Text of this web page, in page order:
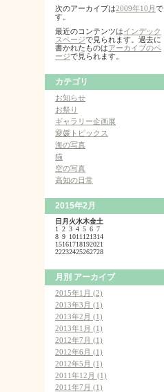
次のアーカイブは2009年10月 で
す。
最近のコンテンツはインデック
スページで見られます。過去に
書かれたものはアーカイブのペ
ージで見られます。
カテゴリ
お知らせ
お祭り
ギャラリー企画展
愛媛トピックス
海の写真
猫
空の写真
高知の日常
2015年2月
日 月 火水木金土
1
2 3 4 5 6 7
8 9 1011 121314
15161718192021
22232425262728
月別 アーカイブ
2015年1月 (2)
2013年3月 (1)
2013年2月 (1)
2013年1月 (1)
2012年7月 (1)
2012年6月 (1)
2012年5月 (1)
2011年12月 (1)
2011年7月 (1)